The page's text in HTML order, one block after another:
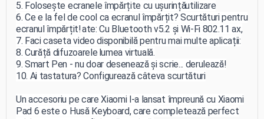
mAh și încărcarea rapidă de 33 W asigură o utilizare
îndelungată și o reîncărcare rapidă.
*Conexiuni avansate: Cu Bluetooth v5.2 și Wi-Fi 802.11 ax,
Xiaomi Pad 6 oferă conectivitate puternică pentru a te
menține conectat la lumea virtuală.
5. Folosește ecranele împărțite cu ușurință
6. Ce e la fel de cool ca ecranul împărțit? Scurtături pentru
ecranul împărțit!
7. Faci caseta video disponibilă pentru mai multe aplicații:
8. Curăță difuzoarele
9. Smart Pen - nu doar desenează și scrie... derulează!
10. Ai tastatura? Configurează câteva scurtături
Un accesoriu pe care Xiaomi l-a lansat împreună cu Xiaomi
Pad 6 este o Husă Keyboard, care completează perfect